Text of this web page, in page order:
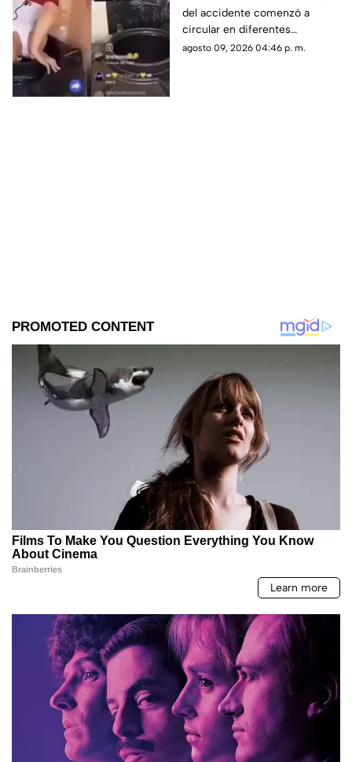
esto se sabe del caso
(+VIDEO)
del accidente comenzó a
circular en diferentes
plataformas digitales.
agosto 09, 2026 04:46 p. m.